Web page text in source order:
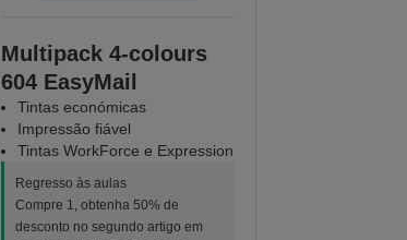
Multipack 4-colours
604 EasyMail
Tintas económicas
Impressão fiável
Tintas WorkForce e Expression
Regresso às aulas
Compre 1, obtenha 50% de
desconto no segundo artigo em